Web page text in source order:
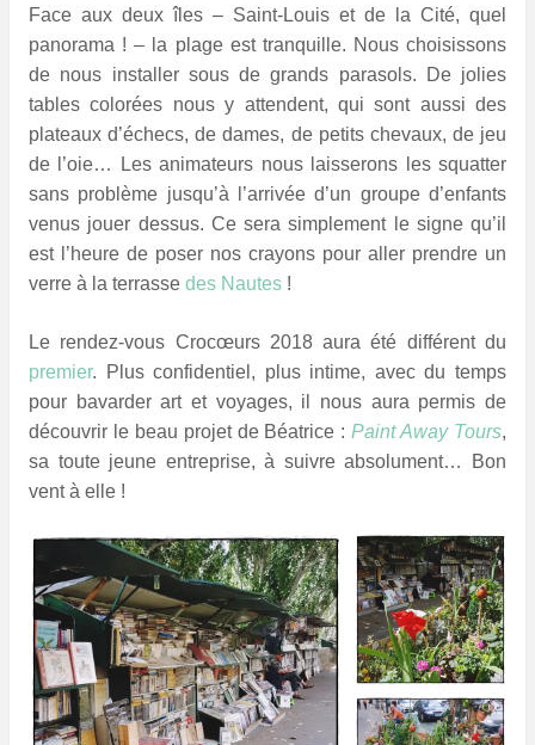
Face aux deux îles – Saint-Louis et de la Cité, quel
panorama ! – la plage est tranquille. Nous choisissons
de nous installer sous de grands parasols. De jolies
tables colorées nous y attendent, qui sont aussi des
plateaux d’échecs, de dames, de petits chevaux, de jeu
de l’oie… Les animateurs nous laisserons les squatter
sans problème jusqu’à l’arrivée d’un groupe d’enfants
venus jouer dessus. Ce sera simplement le signe qu’il
est l’heure de poser nos crayons pour aller prendre un
verre à la terrasse des Nautes !
Le rendez-vous Crocœurs 2018 aura été différent du
premier. Plus confidentiel, plus intime, avec du temps
pour bavarder art et voyages, il nous aura permis de
découvrir le beau projet de Béatrice :Paint Away Tours,
sa toute jeune entreprise, à suivre absolument… Bon
vent à elle !